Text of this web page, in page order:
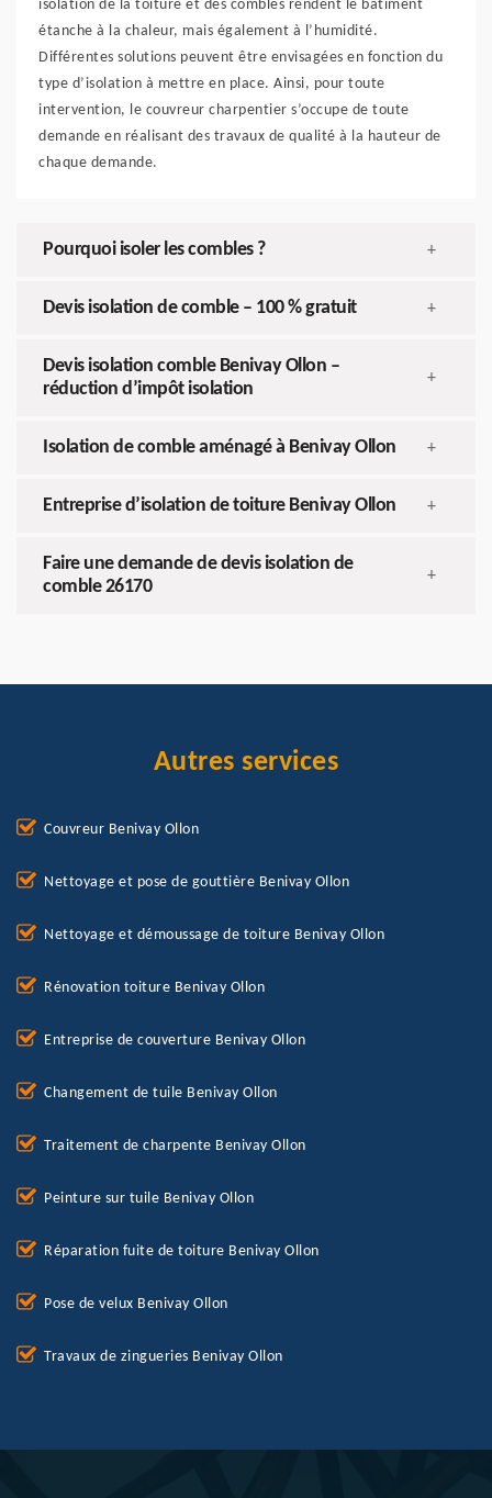
isolation de la toiture et des combles rendent le bâtiment
étanche à la chaleur, mais également à l’humidité.
Différentes solutions peuvent être envisagées en fonction du
type d’isolation à mettre en place. Ainsi, pour toute
intervention, le couvreur charpentier s’occupe de toute
demande en réalisant des travaux de qualité à la hauteur de
chaque demande.
Pourquoi isoler les combles ? +
Devis isolation de comble – 100 % gratuit +
Devis isolation comble Benivay Ollon –
réduction d’impôt isolation
+
Isolation de comble aménagé à Benivay Ollon +
Entreprise d’isolation de toiture Benivay Ollon +
Faire une demande de devis isolation de
comble 26170
+
Autres services
Couvreur Benivay Ollon
Nettoyage et pose de gouttière Benivay Ollon
Nettoyage et démoussage de toiture Benivay Ollon
Rénovation toiture Benivay Ollon
Entreprise de couverture Benivay Ollon
Changement de tuile Benivay Ollon
Traitement de charpente Benivay Ollon
Peinture sur tuile Benivay Ollon
Réparation fuite de toiture Benivay Ollon
Pose de velux Benivay Ollon
Travaux de zingueries Benivay Ollon